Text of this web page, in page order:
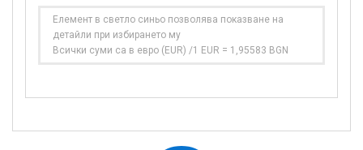
Елемент в светло синьо позволява показване на
детайли при избирането му
Всички суми са в евро (EUR) /1 EUR = 1,95583 BGN